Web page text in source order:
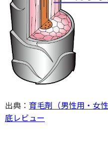
出典： 育毛剤（男性用・女
底レビュー